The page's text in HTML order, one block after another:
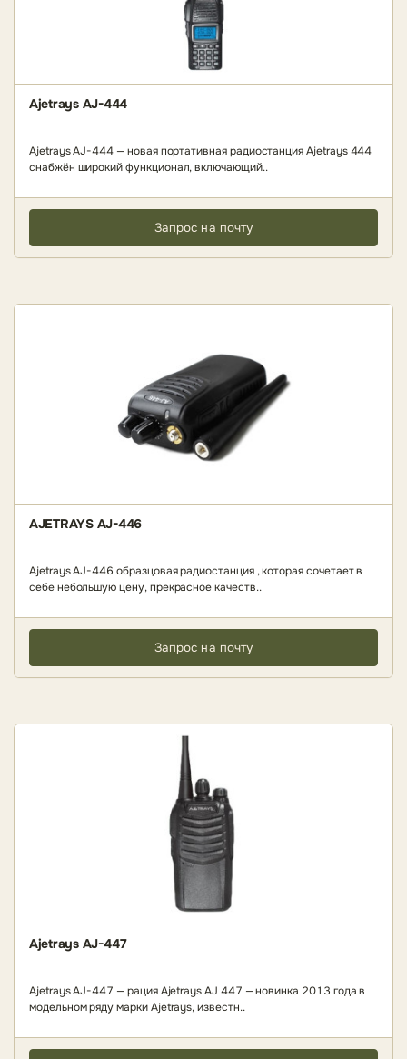
Ajetrays AJ-444
Ajetrays AJ-444 — новая портативная радиостанция Ajetrays 444
снабжён широкий функционал, включающий..
Запрос на почту
AJETRAYS AJ-446
Ajetrays AJ-446 образцовая радиостанция , которая сочетает в
себе небольшую цену, прекрасное качеств..
Запрос на почту
Ajetrays AJ-447
Ajetrays AJ-447 — рация Ajetrays AJ 447 — новинка 2013 года в
модельном ряду марки Ajetrays, известн..